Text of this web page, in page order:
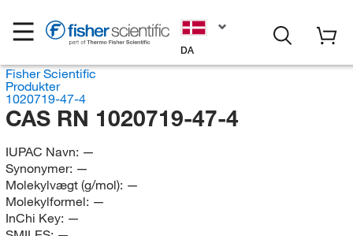
DA
Fisher Scientific
Produkter
1020719-47-4
CAS RN 1020719-47-4
IUPAC Navn: —
Synonymer: —
Molekylvægt (g/mol): —
Molekylformel: —
InChi Key: —